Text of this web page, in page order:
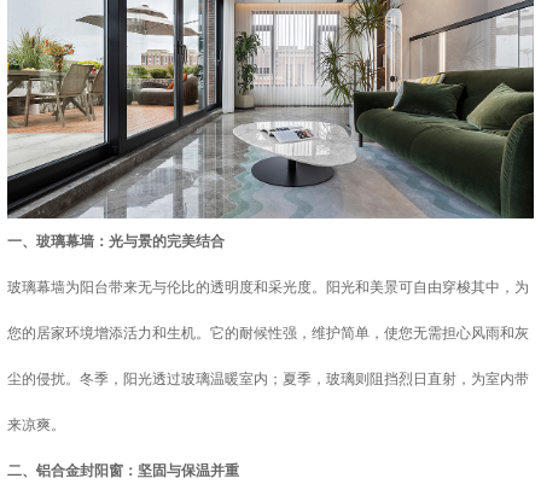
一、玻璃幕墙：光与景的完美结合
玻璃幕墙为阳台带来无与伦比的透明度和采光度。阳光和美景可自由穿梭其中，为
您的居家环境增添活力和生机。它的耐候性强，维护简单，使您无需担心风雨和灰
尘的侵扰。冬季，阳光透过玻璃温暖室内；夏季，玻璃则阻挡烈日直射，为室内带
来凉爽。
二、铝合金封阳窗：坚固与保温并重